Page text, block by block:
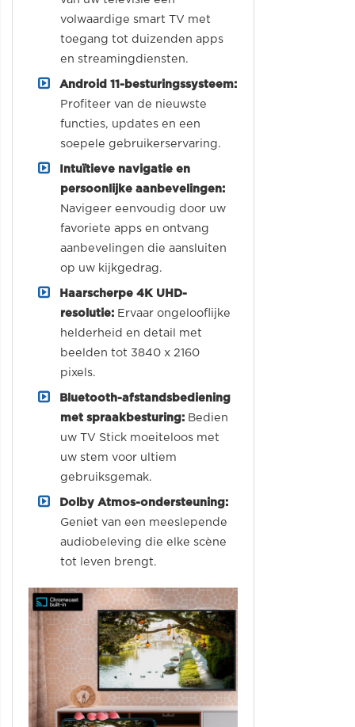
volwaardige smart TV met
toegang tot duizenden apps
en streamingdiensten.
Android 11-besturingssysteem:
Profiteer van de nieuwste
functies, updates en een
soepele gebruikerservaring.
Intuïtieve navigatie en
persoonlijke aanbevelingen:
Navigeer eenvoudig door uw
favoriete apps en ontvang
aanbevelingen die aansluiten
op uw kijkgedrag.
Haarscherpe 4K UHD-
resolutie: Ervaar ongelooflijke
helderheid en detail met
beelden tot 3840 x 2160
pixels.
Bluetooth-afstandsbediening
met spraakbesturing: Bedien
uw TV Stick moeiteloos met
uw stem voor ultiem
gebruiksgemak.
Dolby Atmos-ondersteuning:
Geniet van een meeslepende
audiobeleving die elke scène
tot leven brengt.